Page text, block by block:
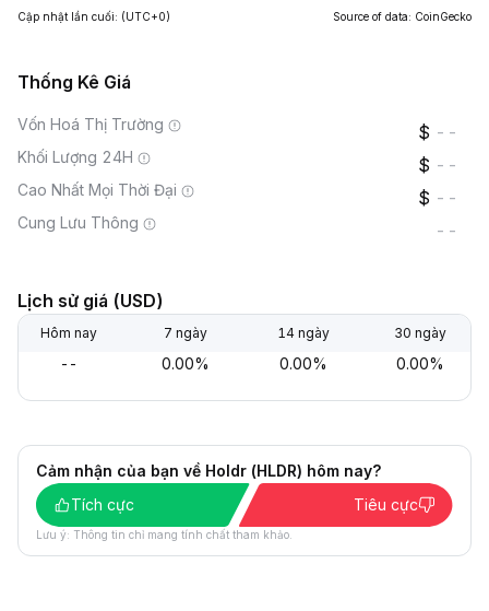
Cập nhật lần cuối: (UTC+0) Source of data: CoinGecko
Thống Kê Giá
Vốn Hoá Thị Trường --
Khối Lượng 24H --
Cao Nhất Mọi Thời Đại --
Cung Lưu Thông --
Lịch sử giá (USD)
Hôm nay 7 ngày 14 ngày 30 ngày
-- 0.00% 0.00% 0.00%
Cảm nhận của bạn về Holdr (HLDR) hôm nay?
Tích cực
Tiêu cực
Lưu ý: Thông tin chỉ mang tính chất tham khảo.